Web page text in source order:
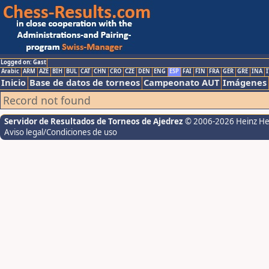
Logged on: Gast
Arabic ARM AZE BIH BUL CAT CHN CRO CZE DEN ENG ESP FAI FIN FRA GER GRE INA
Inicio Base de datos de torneos Campeonato AUT Imágenes
Record not found
Servidor de Resultados de Torneos de Ajedrez © 2006-2026 Heinz
Aviso legal/Condiciones de uso